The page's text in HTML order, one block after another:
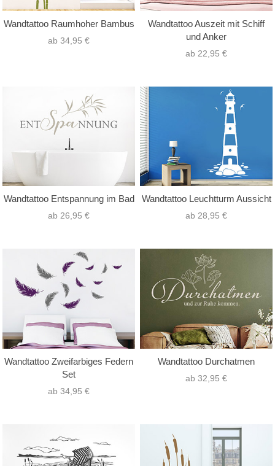
Wandtattoo Raumhoher Bambus
ab 34,95 €
Wandtattoo Auszeit mit Schiff
und Anker
ab 22,95 €
Wandtattoo Entspannung im Bad
ab 26,95 €
Wandtattoo Leuchtturm Aussicht
ab 28,95 €
Wandtattoo Zweifarbiges Federn
Set
ab 34,95 €
Wandtattoo Durchatmen
ab 32,95 €